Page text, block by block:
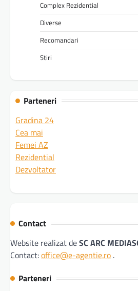
Complex Rezidential
Diverse
Recomandari
Stiri
Parteneri
Gradina 24
Cea mai
Femei AZ
Rezidential
Dezvoltator
Contact
Website realizat deSC ARC
Contact:office@e-agentie.ro .
Parteneri